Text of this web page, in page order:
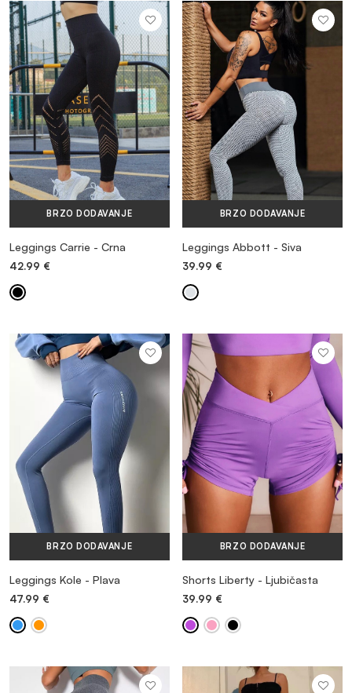
BRZO DODAVANJE
Leggings Carrie - Crna
42.99 €
BRZO DODAVANJE
Leggings Abbott - Siva
39.99 €
BRZO DODAVANJE
Leggings Kole - Plava
47.99 €
BRZO DODAVANJE
Shorts Liberty - Ljubičasta
39.99 €